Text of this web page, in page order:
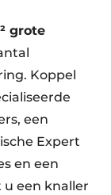
grote
Koppel
een
Expert
en een
een knaller